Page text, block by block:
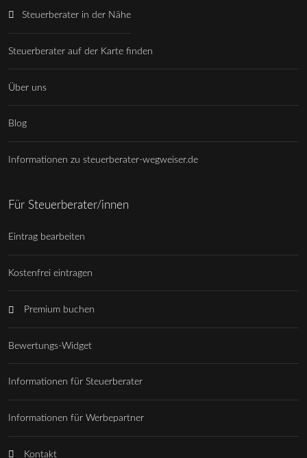
Steuerberater in der Nähe
Steuerberater auf der Karte finden
Über uns
Blog
Informationen zu steuerberater-wegweiser.de
Für Steuerberater/innen
Eintrag bearbeiten
Kostenfrei eintragen
Premium buchen
Bewertungs-Widget
Informationen für Steuerberater
Informationen für Werbepartner
Kontakt